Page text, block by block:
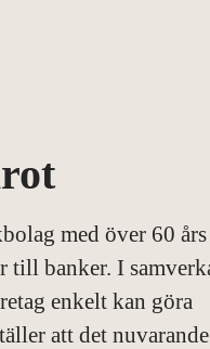
med över 60 års
till banker. I
enkelt kan göra
att det nuvarande